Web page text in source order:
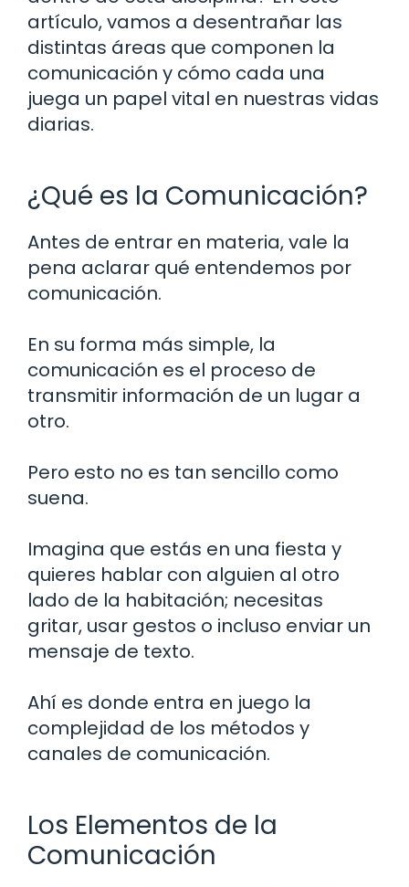
artículo, vamos a desentrañar las
distintas áreas que componen la
comunicación y cómo cada una
juega un papel vital en nuestras vidas
diarias.
¿Qué es la Comunicación?
Antes de entrar en materia, vale la
pena aclarar qué entendemos por
comunicación.
En su forma más simple, la
comunicación es el proceso de
transmitir información de un lugar a
otro.
Pero esto no es tan sencillo como
suena.
Imagina que estás en una fiesta y
quieres hablar con alguien al otro
lado de la habitación; necesitas
gritar, usar gestos o incluso enviar un
mensaje de texto.
Ahí es donde entra en juego la
complejidad de los métodos y
canales de comunicación.
Los Elementos de la
Comunicación